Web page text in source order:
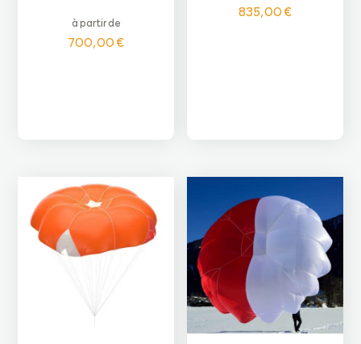
à partir de
700,00€
835,00€